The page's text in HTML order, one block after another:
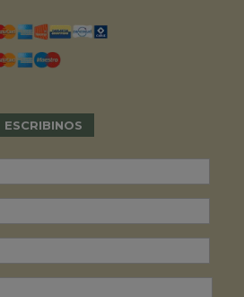
ESCRIBINOS